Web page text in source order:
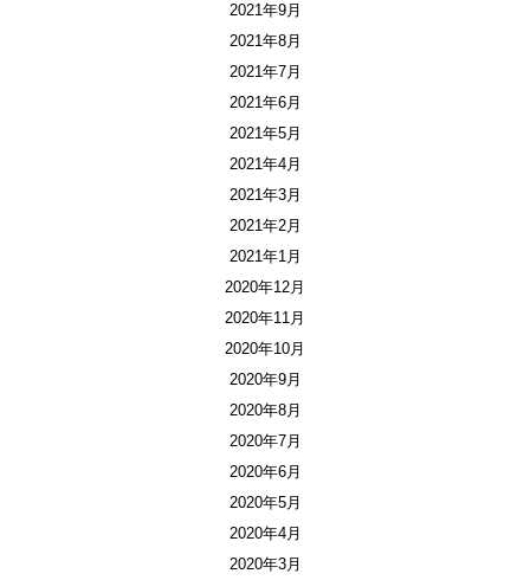
2021年9月
2021年8月
2021年7月
2021年6月
2021年5月
2021年4月
2021年3月
2021年2月
2021年1月
2020年12月
2020年11月
2020年10月
2020年9月
2020年8月
2020年7月
2020年6月
2020年5月
2020年4月
2020年3月